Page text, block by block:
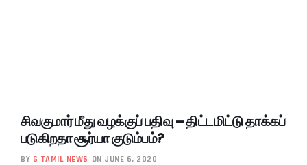
சிவகுமார் மீது வழக்குப் பதிவு – திட்டமிட்டு தாக்கப்
படுகிறதா சூர்யா குடும்பம்?
BY G TAMIL NEWS ON JUNE 6, 2020